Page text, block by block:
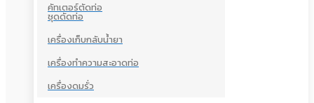
คัทเตอร์ตัดท่อ
ชุดดัดท่อ
เครื่องเก็บกลับน้ำยา
เครื่องทำความสะอาดท่อ
เครื่องดมรั่ว